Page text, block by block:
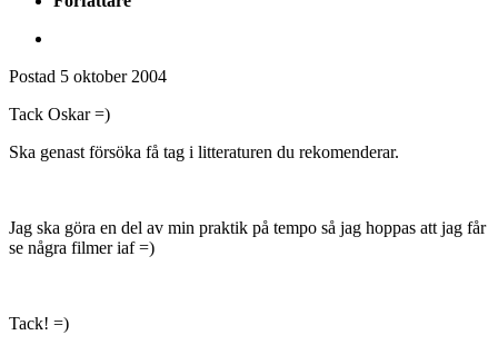
Postad 5 oktober 2004
Tack Oskar =)
Ska genast försöka få tag i litteraturen du rekomenderar.
Jag ska göra en del av min praktik på tempo så jag hoppas att jag får
se några filmer iaf =)
Tack! =)